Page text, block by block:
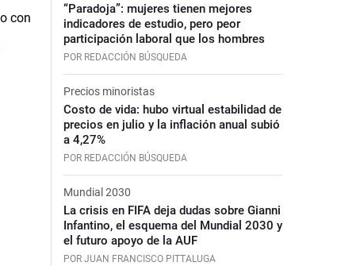
“Paradoja”: mujeres tienen mejores
indicadores de estudio, pero peor
participación laboral que los hombres
POR REDACCIÓN BÚSQUEDA
Precios minoristas
Costo de vida: hubo virtual estabilidad de
precios en julio y la inflación anual subió
a 4,27%
POR REDACCIÓN BÚSQUEDA
Mundial 2030
La crisis en FIFA deja dudas sobre Gianni
Infantino, el esquema del Mundial 2030 y
el futuro apoyo de la AUF
POR JUAN FRANCISCO PITTALUGA